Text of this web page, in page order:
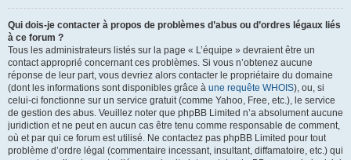
Qui dois-je contacter à propos de problèmes d’abus ou d’ordres légaux liés
à ce forum ?
Tous les administrateurs listés sur la page « L’équipe » devraient être un
contact approprié concernant ces problèmes. Si vous n’obtenez aucune
réponse de leur part, vous devriez alors contacter le propriétaire du domaine
(dont les informations sont disponibles grâce à une requête WHOIS), ou, si
celui-ci fonctionne sur un service gratuit (comme Yahoo, Free, etc.), le service
de gestion des abus. Veuillez noter que phpBB Limited n’a absolument aucune
juridiction et ne peut en aucun cas être tenu comme responsable de comment,
où et par qui ce forum est utilisé. Ne contactez pas phpBB Limited pour tout
problème d’ordre légal (commentaire incessant, insultant, diffamatoire, etc.) qui